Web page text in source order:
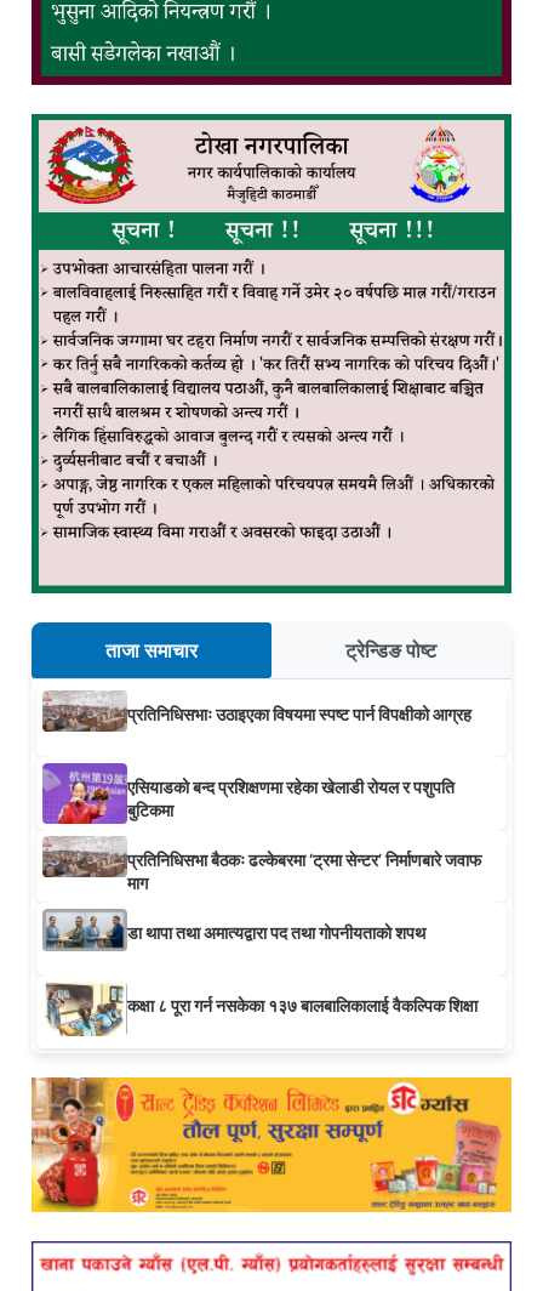
ताजा समाचार ट्रेन्डिङ पोष्ट
प्रतिनिधिसभाः उठाइएका विषयमा स्पष्ट पार्न विपक्षीको आग्रह
एसियाडको बन्द प्रशिक्षणमा रहेका खेलाडी रोयल र पशुपति
बुटिकमा
प्रतिनिधिसभा बैठकः ढल्केबरमा ‘ट्रमा सेन्टर’ निर्माणबारे जवाफ
माग
डा थापा तथा अमात्यद्वारा पद तथा गोपनीयताको शपथ
कक्षा ८ पूरा गर्न नसकेका १३७ बालबालिकालाई वैकल्पिक शिक्षा